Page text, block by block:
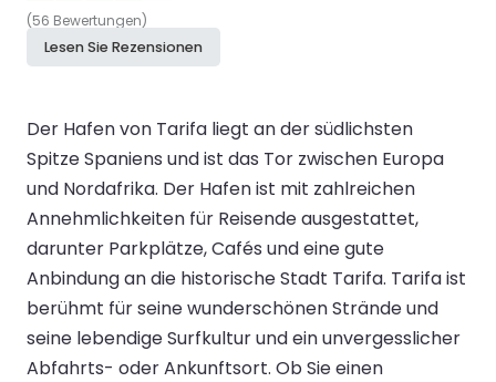
(56 Bewertungen)
Lesen Sie Rezensionen
Der Hafen von Tarifa liegt an der südlichsten
Spitze Spaniens und ist das Tor zwischen Europa
und Nordafrika. Der Hafen ist mit zahlreichen
Annehmlichkeiten für Reisende ausgestattet,
darunter Parkplätze, Cafés und eine gute
Anbindung an die historische Stadt Tarifa. Tarifa ist
berühmt für seine wunderschönen Strände und
seine lebendige Surfkultur und ein unvergesslicher
Abfahrts- oder Ankunftsort. Ob Sie einen